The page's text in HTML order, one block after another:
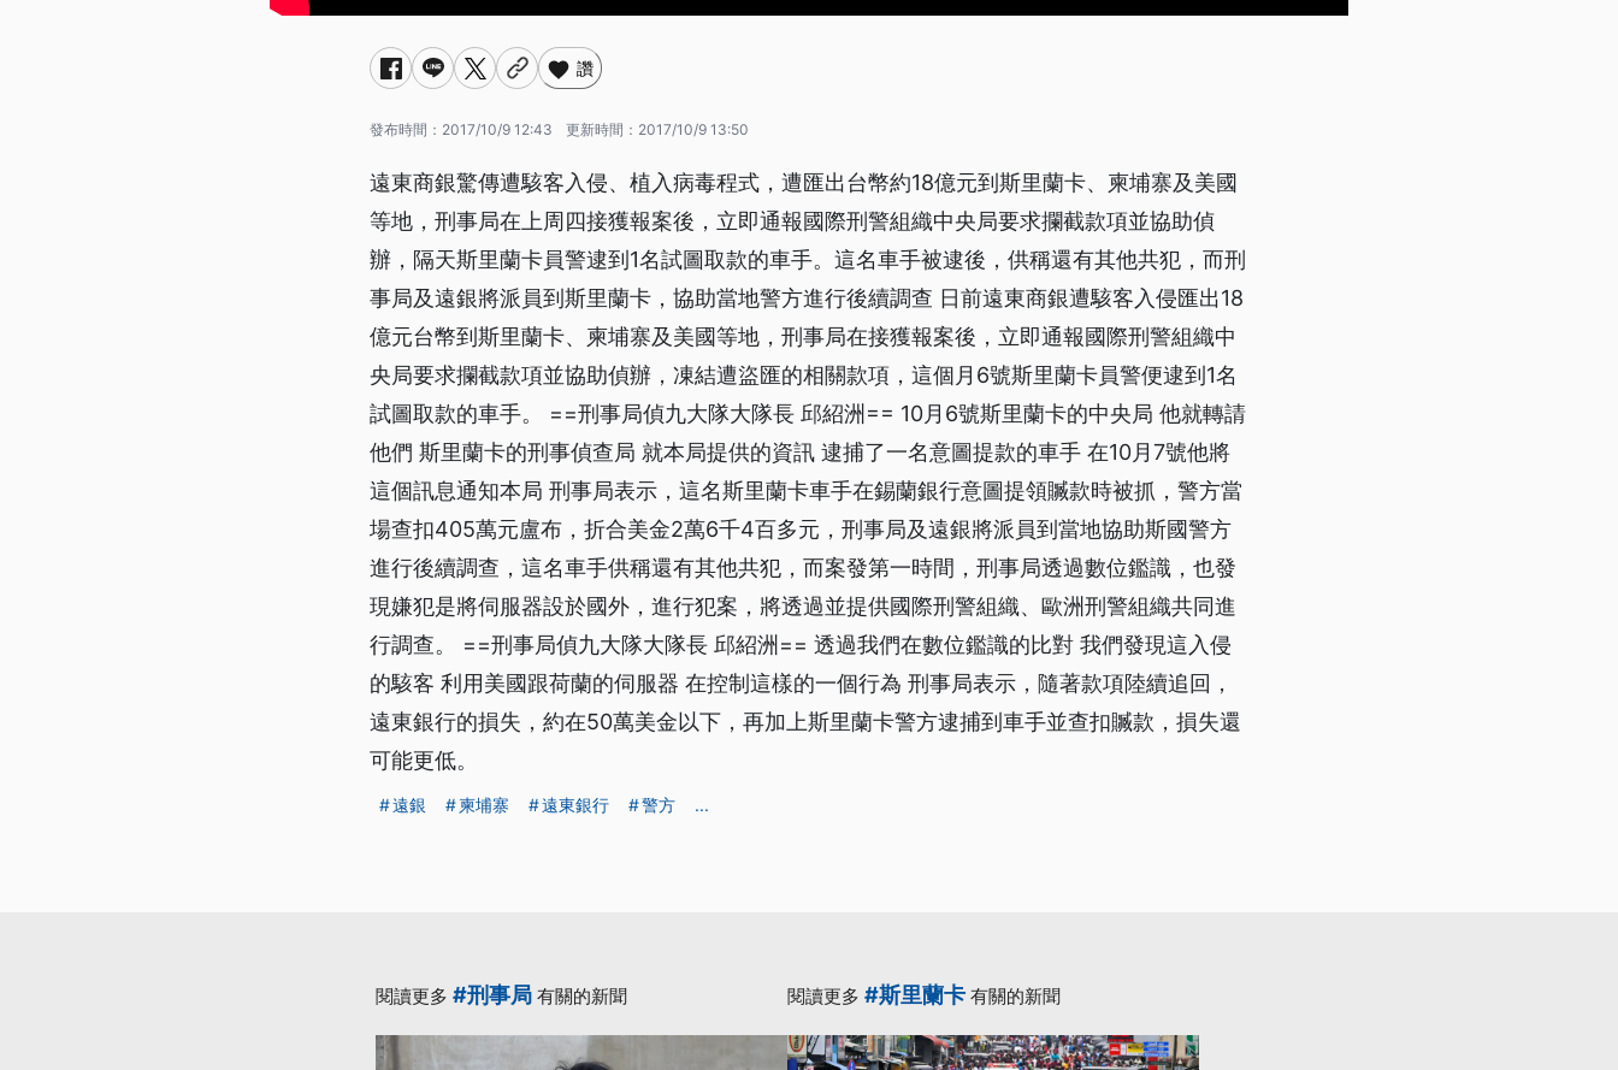
讚
發布時間： 2017/10/9 12:43 更新時間： 2017/10/9 13:50
遠東商銀驚傳遭駭客入侵、植入病毒程式，遭匯出台幣約18億元到斯里蘭卡、柬埔寨及美國
等地，刑事局在上周四接獲報案後，立即通報國際刑警組織中央局要求攔截款項並協助偵
辦，隔天斯里蘭卡員警逮到1名試圖取款的車手。這名車手被逮後，供稱還有其他共犯，而刑
事局及遠銀將派員到斯里蘭卡，協助當地警方進行後續調查 日前遠東商銀遭駭客入侵匯出18
億元台幣到斯里蘭卡、柬埔寨及美國等地，刑事局在接獲報案後，立即通報國際刑警組織中
央局要求攔截款項並協助偵辦，凍結遭盜匯的相關款項，這個月6號斯里蘭卡員警便逮到1名
試圖取款的車手。 ==刑事局偵九大隊大隊長 邱紹洲== 10月6號斯里蘭卡的中央局 他就轉請
他們 斯里蘭卡的刑事偵查局 就本局提供的資訊 逮捕了一名意圖提款的車手 在10月7號他將
這個訊息通知本局 刑事局表示，這名斯里蘭卡車手在錫蘭銀行意圖提領贓款時被抓，警方當
場查扣405萬元盧布，折合美金2萬6千4百多元，刑事局及遠銀將派員到當地協助斯國警方
進行後續調查，這名車手供稱還有其他共犯，而案發第一時間，刑事局透過數位鑑識，也發
現嫌犯是將伺服器設於國外，進行犯案，將透過並提供國際刑警組織、歐洲刑警組織共同進
行調查。 ==刑事局偵九大隊大隊長 邱紹洲== 透過我們在數位鑑識的比對 我們發現這入侵
的駭客 利用美國跟荷蘭的伺服器 在控制這樣的一個行為 刑事局表示，隨著款項陸續追回，
遠東銀行的損失，約在50萬美金以下，再加上斯里蘭卡警方逮捕到車手並查扣贓款，損失還
可能更低。
遠銀 柬埔寨 遠東銀行 警方 ...
閱讀更多 #刑事局 有關的新聞 閱讀更多 #斯里蘭卡 有關的新聞